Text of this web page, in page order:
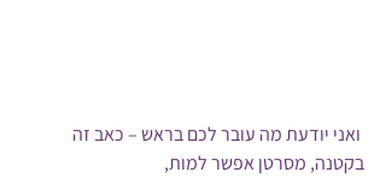
ואני יודעת מה עובר לכם בראש – כאב זה
בקטנה, מסרטן אפשר למות,